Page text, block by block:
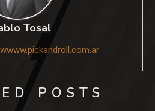
Tosal
POSTS